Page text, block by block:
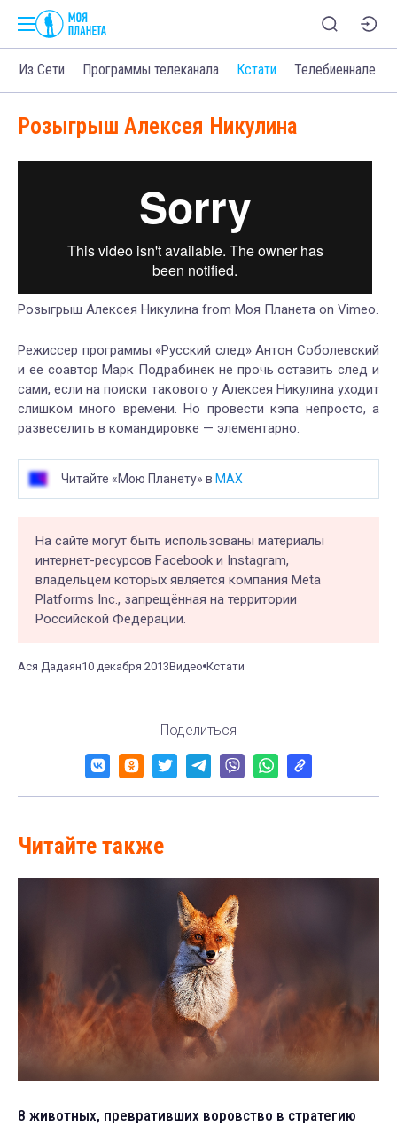
Из Сети Программы телеканала Кстати Телебиеннале
Розыгрыш Алексея Никулина
Розыгрыш Алексея Никулина from Moя Планета on Vimeo.
Режиссер программы «Русский след» Антон Соболевский
и ее соавтор Марк Подрабинек не прочь оставить след и
сами, если на поиски такового у Алексея Никулина уходит
слишком много времени. Но провести кэпа непросто, а
развеселить в командировке — элементарно.
Читайте «Мою Планету» в MAX
На сайте могут быть использованы материалы
интернет-ресурсов Facebook и Instagram,
владельцем которых является компания Meta
Platforms Inc., запрещённая на территории
Российской Федерации.
Ася Дадаян10 декабря 2013Видео Кстати
Поделиться
Читайте также
8 животных, превративших воровство в стратегию